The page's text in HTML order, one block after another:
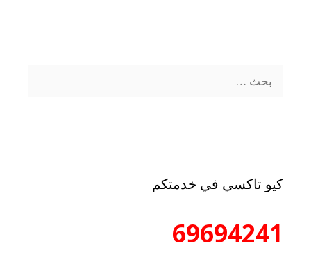
كيو تاكسي في خدمتكم
69694241